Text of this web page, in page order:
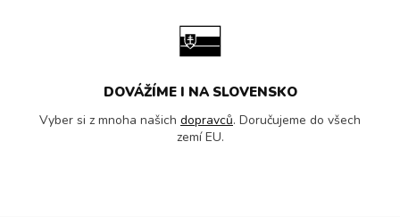
DOVÁŽÍME I NA SLOVENSKO
Vyber si z mnoha našich dopravců. Doručujeme do všech
zemí EU.